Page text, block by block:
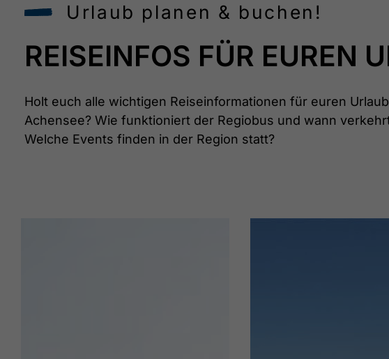
Urlaub planen & buchen!
REISEINFOS FÜR EUREN
Holt euch alle wichtigen Reiseinformationen für euren
Achensee? Wie funktioniert der Regiobus und wann
Welche Events finden in der Region statt?